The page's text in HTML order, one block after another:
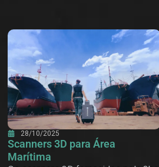
28/10/2025
Scanners 3D para Área
Marítima